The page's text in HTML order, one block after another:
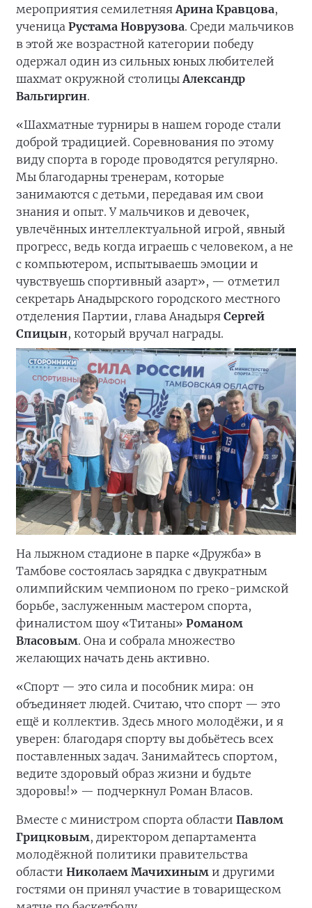
мероприятия семилетняяАрина Кравцова,
ученица Рустама Новрузова. Среди мальчиков
в этой же возрастной категории победу
одержал один из сильных юных любителей
шахмат окружной столицыАлександр
Вальгиргин.
«Шахматные турниры в нашем городе стали
доброй традицией. Соревнования по этому
виду спорта в городе проводятся регулярно.
Мы благодарны тренерам, которые
занимаются с детьми, передавая им свои
знания и опыт. У мальчиков и девочек,
увлечённых интеллектуальной игрой, явный
прогресс, ведь когда играешь с человеком, а не
с компьютером, испытываешь эмоции и
чувствуешь спортивный азарт», — отметил
секретарь Анадырского городского местного
отделения Партии, глава Анадыря Сергей
Спицын, который вручал награды.
На лыжном стадионе в парке «Дружба» в
Тамбове состоялась зарядка с двукратным
олимпийским чемпионом по греко-римской
борьбе, заслуженным мастером спорта,
финалистом шоу «Титаны» Романом
Власовым. Она и собрала множество
желающих начать день активно.
«Спорт — это сила и пособник мира: он
объединяет людей. Считаю, что спорт — это
ещё и коллектив. Здесь много молодёжи, и я
уверен: благодаря спорту вы добьётесь всех
поставленных задач. Занимайтесь спортом,
ведите здоровый образ жизни и будьте
здоровы!» — подчеркнул Роман Власов.
Вместе с министром спорта области Павлом
Грицковым, директором департамента
молодёжной политики правительства
области Николаем Мачихиным и другими
гостями он принял участие в товарищеском